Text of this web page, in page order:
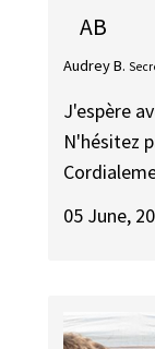
AB
Audrey B.
J'espère
N'hésitez
05 June,